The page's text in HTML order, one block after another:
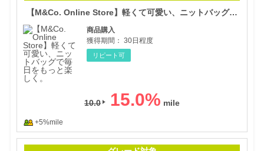
【M&Co. Online Store】軽くて可愛い、ニットバッグで毎日をもっと楽しく。
商品購入
獲得期間： 30日程度
リピート可
10.0 15.0%
+5%mile